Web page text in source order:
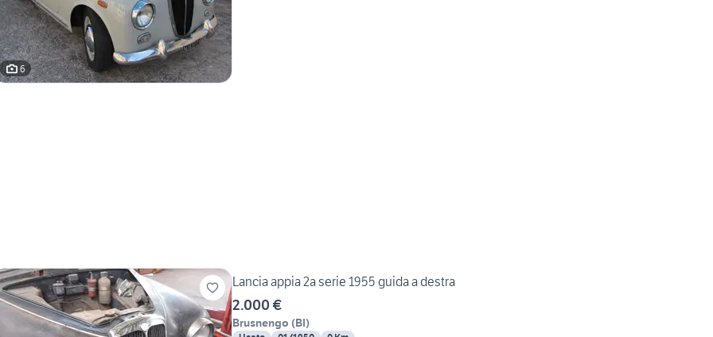
6
Lancia appia 2a serie 1955 guida a destra
2.000 €
Brusnengo (BI)